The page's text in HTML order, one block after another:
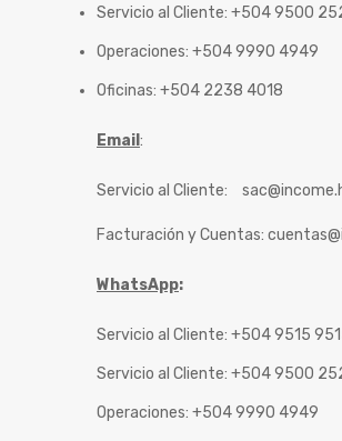
Servicio al Cliente: +504 9500
Operaciones: +504 9990 4949
Oficinas: +504 2238 4018
Email :
Servicio al Cliente:
Facturación y Cuentas:
WhatsApp:
Servicio al Cliente: +504 9515
Servicio al Cliente: +504 9500
Operaciones: +504 9990 4949